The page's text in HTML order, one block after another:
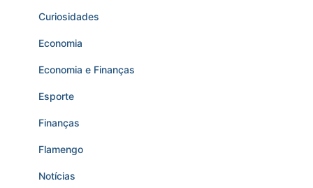
Curiosidades
Economia
Economia e Finanças
Esporte
Finanças
Flamengo
Notícias